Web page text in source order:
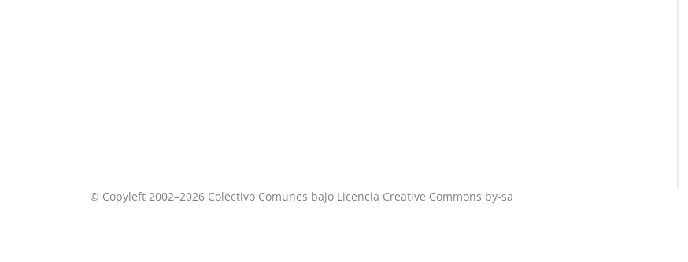
© Copyleft 2002–2026 Colectivo Comunes bajo Licencia Creative Commons by-sa